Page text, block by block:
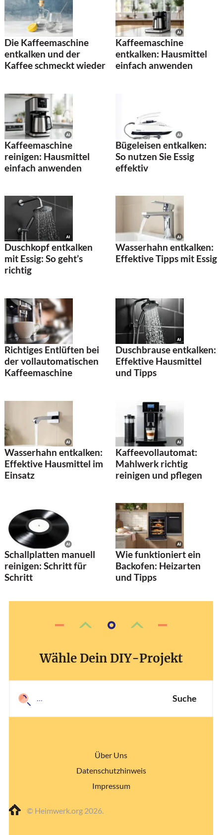
Die Kaffeemaschine
entkalken und der
Kaffee schmeckt wieder
Kaffeemaschine
entkalken: Hausmittel
einfach anwenden
Kaffeemaschine
reinigen: Hausmittel
einfach anwenden
Bügeleisen entkalken:
So nutzen Sie Essig
effektiv
Duschkopf entkalken
mit Essig: So geht’s
richtig
Wasserhahn entkalken:
Effektive Tipps mit Essig
Richtiges Entlüften bei
der vollautomatischen
Kaffeemaschine
Duschbrause entkalken:
Effektive Hausmittel
und Tipps
Wasserhahn entkalken:
Effektive Hausmittel im
Einsatz
Kaffeevollautomat:
Mahlwerk richtig
reinigen und pflegen
Schallplatten manuell
reinigen: Schritt für
Schritt
Wie funktioniert ein
Backofen: Heizarten
und Tipps
Wähle Dein DIY-Projekt
Suche
© Heimwerk.org 2026.
Über Uns
Datenschutzhinweis
Impressum